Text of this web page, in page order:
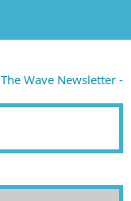
The Wave Newsletter -